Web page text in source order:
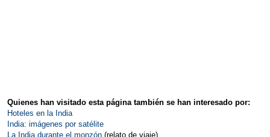
Quienes han visitado esta página también se han interesado por:
Hoteles en la India
India: imágenes por satélite
La India durante el monzón (relato de viaje)